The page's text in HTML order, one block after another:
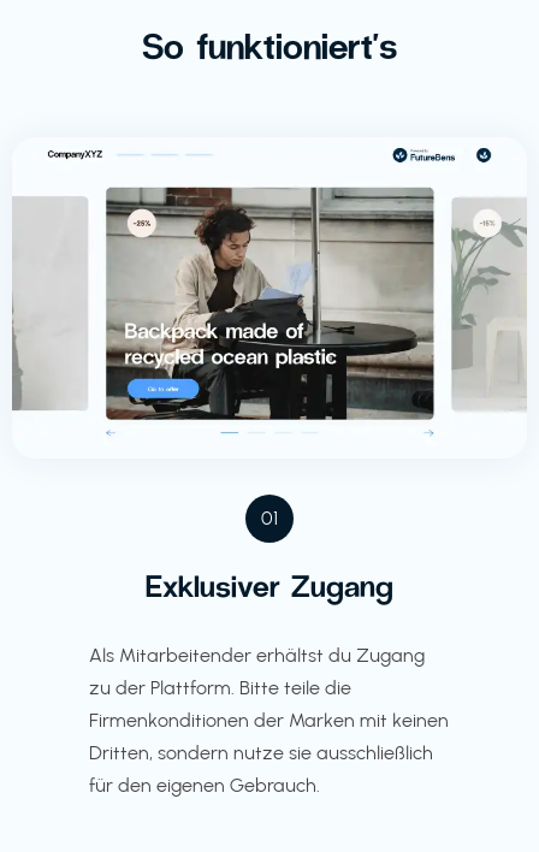
So funktioniert's
01
Exklusiver Zugang
Als Mitarbeitender erhältst du Zugang
zu der Plattform. Bitte teile die
Firmenkonditionen der Marken mit keinen
Dritten, sondern nutze sie ausschließlich
für den eigenen Gebrauch.